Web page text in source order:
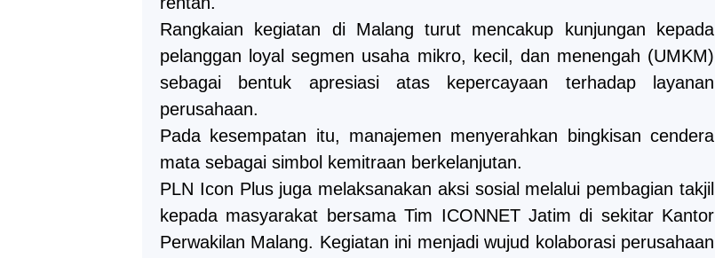
Rangkaian kegiatan di Malang turut mencakup kunjungan kepada
pelanggan loyal segmen usaha mikro, kecil, dan menengah (UMKM)
sebagai bentuk apresiasi atas kepercayaan terhadap layanan
perusahaan.
Pada kesempatan itu, manajemen menyerahkan bingkisan cendera
mata sebagai simbol kemitraan berkelanjutan.
PLN Icon Plus juga melaksanakan aksi sosial melalui pembagian takjil
kepada masyarakat bersama Tim ICONNET Jatim di sekitar Kantor
Perwakilan Malang. Kegiatan ini menjadi wujud kolaborasi perusahaan